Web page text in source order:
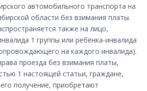
автомобильного транспорта на
области без взимания платы.
также на лицо,
1 группы или ребёнка-инвалида
на каждого инвалида).
проезда без взимания платы,
1 настоящей статьи, граждане,
получение, приобретают